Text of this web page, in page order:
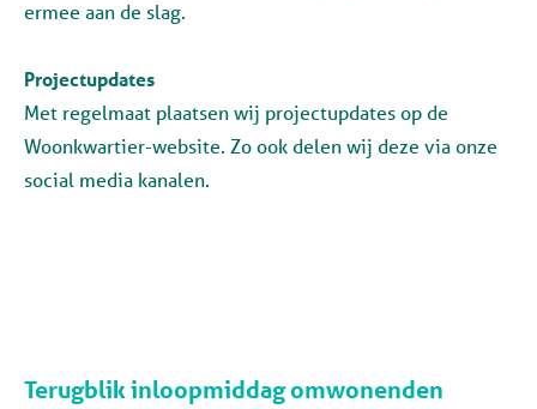
ermee aan de slag.
Projectupdates
Met regelmaat plaatsen wij projectupdates op de
Woonkwartier-website. Zo ook delen wij deze via onze
social media kanalen.
Terugblik inloopmiddag omwonenden